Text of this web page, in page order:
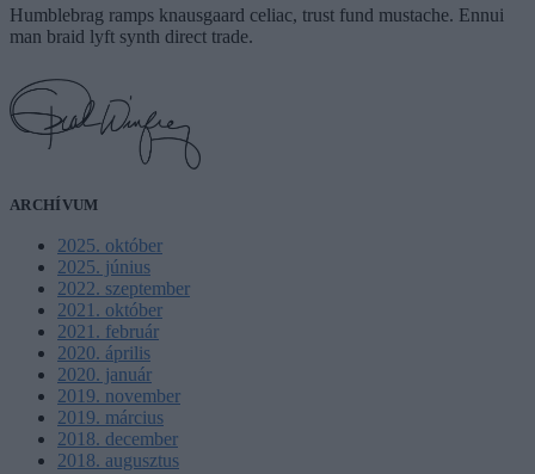
Humblebrag ramps knausgaard celiac, trust fund mustache. Ennui
man braid lyft synth direct trade.
ARCHÍVUM
2025. október
2025. június
2022. szeptember
2021. október
2021. február
2020. április
2020. január
2019. november
2019. március
2018. december
2018. augusztus